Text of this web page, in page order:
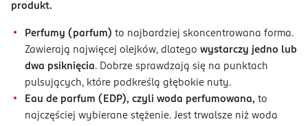
produkt.
Perfumy (parfum) to najbardziej skoncentrowana forma.
Zawierają najwięcej olejków, dlatego wystarczy jedno lub
dwa psiknięcia. Dobrze sprawdzają się na punktach
pulsujących, które podkreślą głębokie nuty.
Eau de parfum (EDP), czyli woda perfumowana, to
najczęściej wybierane stężenie. Jest trwalsze niż woda